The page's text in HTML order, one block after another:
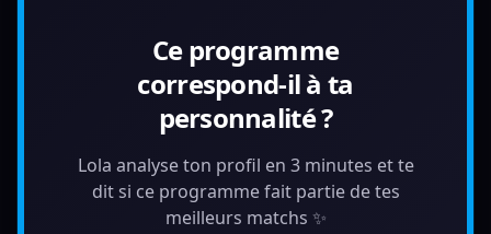
Ce programme
correspond-il à ta
personnalité ?
Lola analyse ton profil en 3 minutes et te
dit si ce programme fait partie de tes
meilleurs matchs ✨